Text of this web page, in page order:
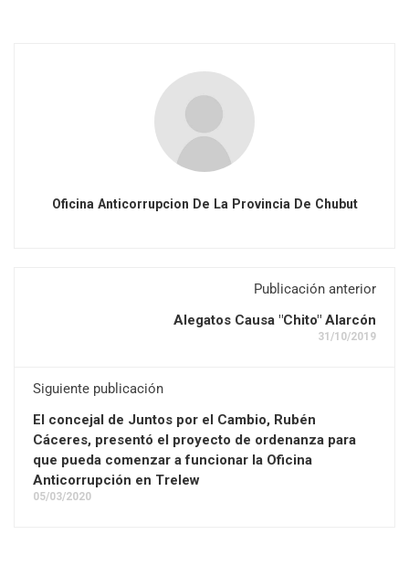
Oficina Anticorrupcion De La Provincia De Chubut
Publicación anterior
Alegatos Causa "Chito" Alarcón
31/10/2019
Siguiente publicación
El concejal de Juntos por el Cambio, Rubén
Cáceres, presentó el proyecto de ordenanza para
que pueda comenzar a funcionar la Oficina
Anticorrupción en Trelew
05/03/2020